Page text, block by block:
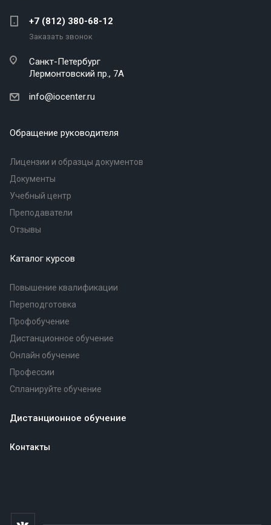
+7 (812) 380-68-12
Заказать звонок
Санкт-Петербург
Лермонтовский пр., 7А
info@iocenter.ru
Обращение руководителя
Лицензии и образцы документов
Документы
Учебный центр
Преподаватели
Отзывы
Каталог курсов
Повышение квалификации
Переподготовка
Профобучение
Дистанционное обучение
Онлайн обучение
Профессии
Спланируйте обучение
Дистанционное обучение
Контакты